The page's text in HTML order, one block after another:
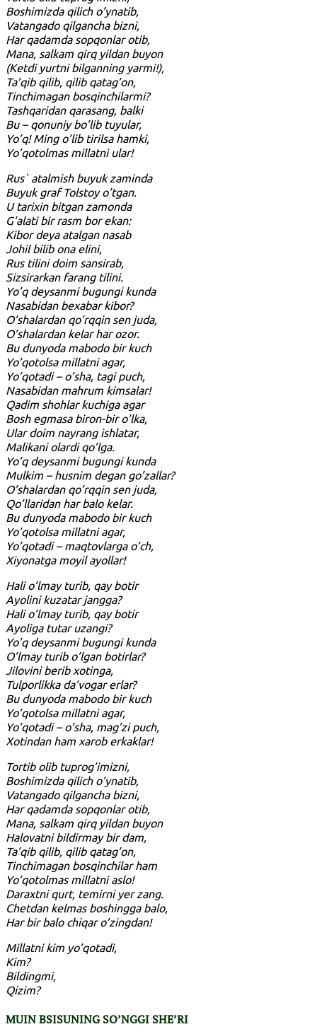
Boshimizda qilich o’ynatib,
Vatangado qilgancha bizni,
Har qadamda sopqonlar otib,
Mana, salkam qirq yildan buyon
(Ketdi yurtni bilganning yarmi!),
Ta’qib qilib, qilib qatag’on,
Tinchimagan bosqinchilarmi?
Tashqaridan qarasang, balki
Bu – qonuniy bo’lib tuyular,
Yo’q! Ming o’lib tirilsa hamki,
Yo’qotolmas millatni ular!
Rus` atalmish buyuk zaminda
Buyuk graf Tolstoy o’tgan.
U tarixin bitgan zamonda
G’alati bir rasm bor ekan:
Kibor deya atalgan nasab
Johil bilib ona elini,
Rus tilini doim sansirab,
Sizsirarkan farang tilini.
Yo’q deysanmi bugungi kunda
Nasabidan bexabar kibor?
O’shalardan qo’rqqin sen juda,
O’shalardan kelar har ozor.
Bu dunyoda mabodo bir kuch
Yo’qotolsa millatni agar,
Yo’qotadi – o’sha, tagi puch,
Nasabidan mahrum kimsalar!
Qadim shohlar kuchiga agar
Bosh egmasa biron-bir o’lka,
Ular doim nayrang ishlatar,
Malikani olardi qo’lga.
Yo’q deysanmi bugungi kunda
Mulkim – husnim degan go’zallar?
O’shalardan qo’rqqin sen juda,
Qo’llaridan har balo kelar.
Bu dunyoda mabodo bir kuch
Yo’qotolsa millatni agar,
Yo’qotadi – maqtovlarga o’ch,
Xiyonatga moyil ayollar!
Hali o’lmay turib, qay botir
Ayolini kuzatar jangga?
Hali o’lmay turib, qay botir
Ayoliga tutar uzangi?
Yo’q deysanmi bugungi kunda
O’lmay turib o’lgan botirlar?
Jilovini berib xotinga,
Tulporlikka da’vogar erlar?
Bu dunyoda mabodo bir kuch
Yo’qotolsa millatni agar,
Yo’qotadi – o’sha, mag’zi puch,
Xotindan ham xarob erkaklar!
Tortib olib tuprog’imizni,
Boshimizda qilich o’ynatib,
Vatangado qilgancha bizni,
Har qadamda sopqonlar otib,
Mana, salkam qirq yildan buyon
Halovatni bildirmay bir dam,
Ta’qib qilib, qilib qatag’on,
Tinchimagan bosqinchilar ham
Yo’qotolmas millatni aslo!
Daraxtni qurt, temirni yer zang.
Chetdan kelmas boshingga balo,
Har bir balo chiqar o’zingdan!
Millatni kim yo’qotadi,
Kim?
Bildingmi,
Qizim?
MUIN BSISUNING SO’NGGI SHE’RI